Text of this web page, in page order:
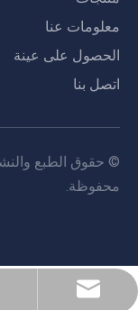
معلومات عنا
الحصول على عينة
اتصل بنا
© حقوق الطبع
محفوظة.